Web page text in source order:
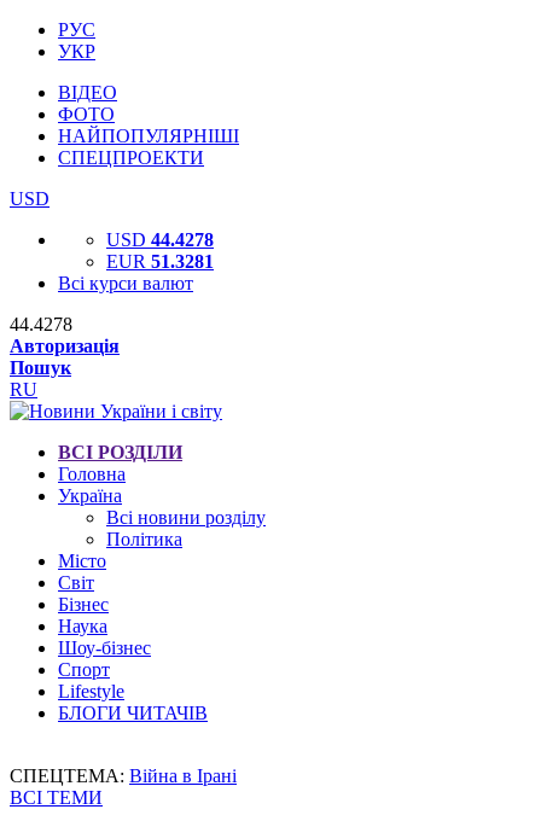
РУС
УКР
ВІДЕО
ФОТО
НАЙПОПУЛЯРНІШІ
СПЕЦПРОЕКТИ
USD
USD 44.4278
EUR 51.3281
Всі курси валют
44.4278
Авторизація
Пошук
RU
ВСІ РОЗДІЛИ
Головна
Україна
Всі новини розділу
Політика
Місто
Світ
Бізнес
Наука
Шоу-бізнес
Спорт
Lifestyle
БЛОГИ ЧИТАЧІВ
СПЕЦТЕМА: Війна в Ірані
ВСІ ТЕМИ